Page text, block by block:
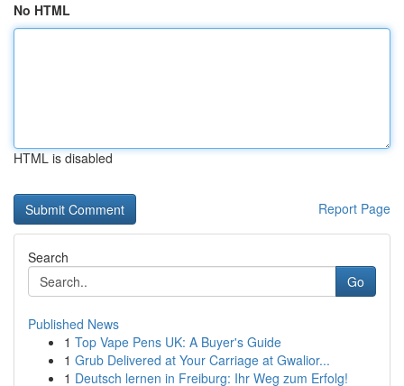
No HTML
HTML is disabled
Report Page
Search
Go
Published News
1 Top Vape Pens UK: A Buyer's Guide
1 Grub Delivered at Your Carriage at Gwalior...
1 Deutsch lernen in Freiburg: Ihr Weg zum Erfolg!